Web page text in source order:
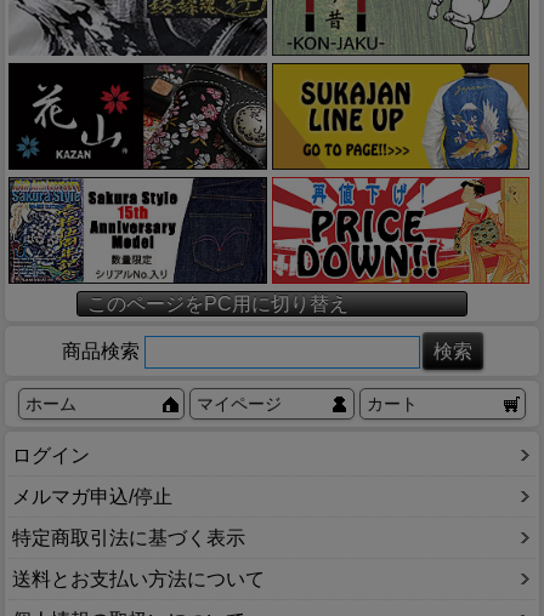
このページをPC用に切り替え
商品検索
ホーム マイページ カート
ログイン
メルマガ申込/停止
特定商取引法に基づく表示
送料とお支払い方法について